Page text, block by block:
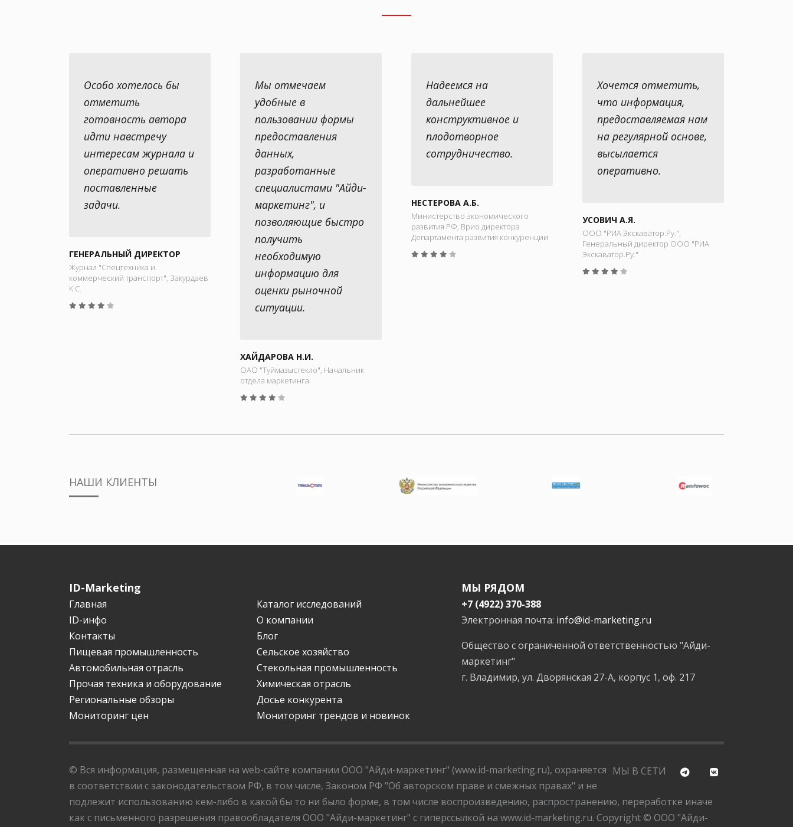
Особо хотелось бы
отметить
готовность автора
идти навстречу
интересам журнала и
оперативно решать
поставленные
задачи.
ГЕНЕРАЛЬНЫЙ ДИРЕКТОР
Журнал "Спецтехника и
коммерческий транспорт", Закурдаев
К.С.
Мы отмечаем
удобные в
пользовании формы
предоставления
данных,
разработанные
специалистами "Айди-
маркетинг", и
позволяющие быстро
получить
необходимую
информацию для
оценки рыночной
ситуации.
ХАЙДАРОВА Н.И.
ОАО "Туймазыстекло", Начальник
отдела маркетинга
Надеемся на
дальнейшее
конструктивное и
плодотворное
сотрудничество.
НЕСТЕРОВА А.Б.
Министерство экономического
развития РФ, Врио директора
Департамента развития конкуренции
Хочется отметить,
что информация,
предоставляемая нам
на регулярной основе,
высылается
оперативно.
УСОВИЧ А.Я.
ООО "РИА Экскаватор.Ру.",
Генеральный директор ООО "РИА
Экскаватор.Ру."
НАШИ КЛИЕНТЫ
ID-Marketing
Главная
Каталог исследований
ID-инфо
О компании
Контакты
Блог
Пищевая промышленность
Сельское хозяйство
Автомобильная отрасль
Стекольная промышленность
Прочая техника и оборудование
Химическая отрасль
Региональные обзоры
Досье конкурента
Мониторинг цен
Мониторинг трендов и новинок
МЫ РЯДОМ
+7 (4922) 370-388
Электронная почта: info@id-marketing.ru
Общество с ограниченной ответственностью "Айди-
маркетинг"
г. Владимир, ул. Дворянская 27-А, корпус 1, оф. 217
МЫ В СЕТИ
© Вся информация, размещенная на web-сайте компании ООО "Айди-маркетинг" (www.id-marketing.ru), охраняется
в соответствии с законодательством РФ, в том числе, Законом РФ "Об авторском праве и смежных правах" и не
подлежит использованию кем-либо в какой бы то ни было форме, в том числе воспроизведению, распространению, переработке иначе
как с письменного разрешения правообладателя ООО "Айди-маркетинг" с гиперссылкой на www.id-marketing.ru. Copyright © ООО "Айди-